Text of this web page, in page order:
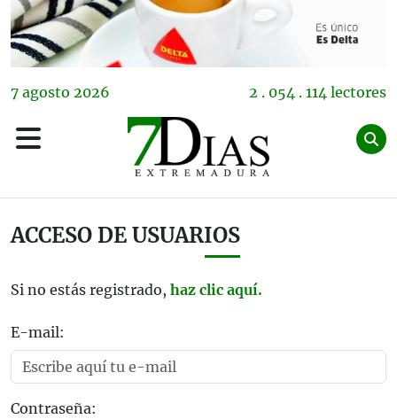
7 agosto 2026 2 . 054 . 114 lectores
ACCESO DE USUARIOS
Si no estás registrado, haz clic aquí.
E-mail:
Contraseña: